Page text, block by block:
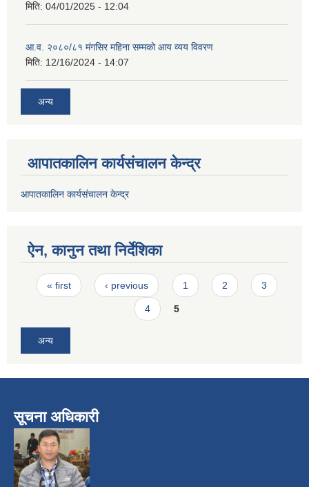
मिति: 04/01/2025 - 12:04
आ.व. २०८०/८१ मंगसिर महिना सम्मको आय व्यय विवरण
मिति: 12/16/2024 - 14:07
अन्य
आपातकालिन कार्यसंचालन केन्द्र
आपातकालिन कार्यसंचालन केन्द्र
ऐन, कानुन तथा निर्देशिका
Pages
« first ‹ previous 1 2 3
4 5
अन्य
सूचना अधिकारी